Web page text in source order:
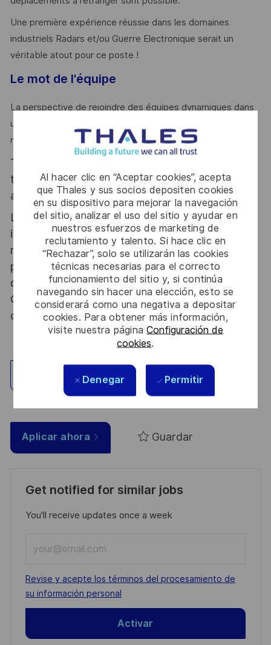
Al hacer clic en “Aceptar cookies”, acepta
que Thales y sus socios depositen cookies
en su dispositivo para mejorar la navegación
del sitio, analizar el uso del sitio y ayudar en
nuestros esfuerzos de marketing de
reclutamiento y talento. Si hace clic en
“Rechazar”, solo se utilizarán las cookies
técnicas necesarias para el correcto
funcionamiento del sitio y, si continúa
navegando sin hacer una elección, esto se
considerará como una negativa a depositar
cookies. Para obtener más información,
visite nuestra páginaConfiguración de
cookies.
Denegar Permitir
Une première expérience réussie dans les domaines
industriels Radars et/ou Guerre Electronique serait un
véritable atout pour ce poste !
Le mot de l'équipe
La perspective de rejoindre des équipes dynamiques dans
un univers Export et Offset passionnant vous anime ? Alors
n'hésitez plus et postulez !
Thales, entreprise Handi-Engagée, reconnait
tous les talents. La diversité est notre meilleur
atout. Postulez et rejoignez nous !
Le poste pouvant nécessiter d'accéder à des
informations relevant du secret de la défense
nationale, la personne retenue fera l'objet d'une
procédure d’habilitation, conformément aux
dispositions des articles R.2311-1 et suivants du
Code de la défense et de l’IGI 1300 SGDSN/PSE
du 09 août 2021.
Explorar ubicación
Aplicar ahora Guardar
Get notified for similar jobs
You'll receive updates once a week
Email
address
(Required)
Required
Revise y acepte los términos del procesamiento de
su información personal
Activar